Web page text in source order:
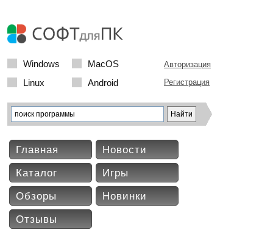
Windows
MacOS
Linux
Android
Авторизация
Регистрация
Главная
Новости
Каталог
Игры
Обзоры
Новинки
Отзывы